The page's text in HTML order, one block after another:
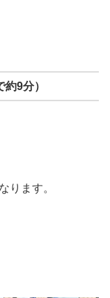
9分）
ります。